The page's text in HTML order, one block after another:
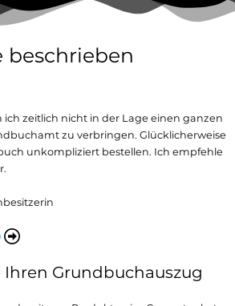
beschrieben
ich zeitlich nicht in der Lage einen ganzen
zu verbringen. Glücklicherweise
unkompliziert bestellen. Ich empfehle
Ihren Grundbuchauszug